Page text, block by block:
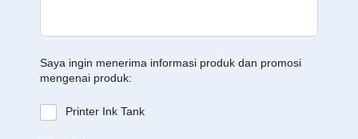
Saya ingin menerima informasi produk dan promosi
mengenai produk:
Printer Ink Tank